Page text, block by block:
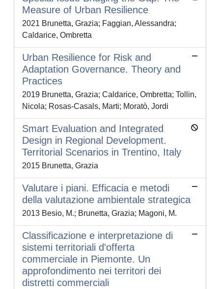
Measure of Urban Resilience
2021 Brunetta, Grazia; Faggian, Alessandra;
Caldarice, Ombretta
Urban Resilience for Risk and
Adaptation Governance. Theory and
Practices
2019 Brunetta, Grazia; Caldarice, Ombretta; Tollin,
Nicola; Rosas-Casals, Marti; Moratò, Jordi
Smart Evaluation and Integrated
Design in Regional Development.
Territorial Scenarios in Trentino, Italy
2015 Brunetta, Grazia
Valutare i piani. Efficacia e metodi
della valutazione ambientale strategica
2013 Besio, M.; Brunetta, Grazia; Magoni, M.
Classificazione e interpretazione di
sistemi territoriali d'offerta
commerciale in Piemonte. Un
approfondimento nei territori dei
distretti commerciali